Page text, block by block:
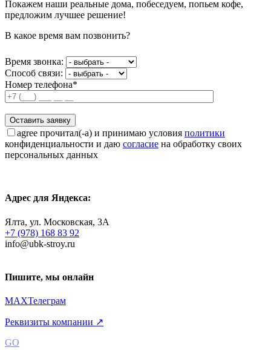
Покажем наши реальные дома, побеседуем, попьем кофе,
предложим лучшее решение!
В какое время вам позвонить?
Время звонка:
Способ связи:
Номер телефона*
agree прочитал(-а) и принимаю условия политики
конфиденциальности и даю согласие на обработку своих
персональных данных
Адрес для Яндекса:
Ялта, ул. Московская, 3А
+7 (978) 168 83 92
info@ubk-stroy.ru
Пишите, мы онлайн
MAXТелеграм
Реквизиты компании ↗
GO